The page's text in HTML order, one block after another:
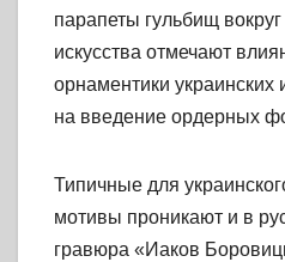
парапеты гульбищ
искусства отмечают
орнаментики украинских
на введение ордерных
Типичные для
мотивы проникают и в
гравюра «Иаков